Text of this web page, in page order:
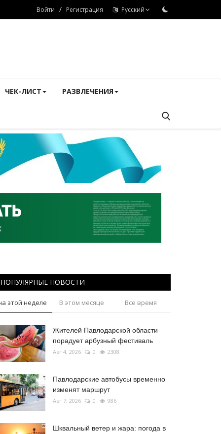
Войти / Регистрация Русский
ЧЕК-ЛИСТ РАЗВЛЕЧЕНИЯ
ПОПУЛЯРНЫЕ НОВОСТИ
этой неделе В этом месяце Все время
Жителей Павлодарской области
порадует арбузный фестиваль
Авг 4, 2026 0 2308
Павлодарские автобусы временно
изменят маршрут
Авг 7, 2026 0 986
Шквальный ветер и жара: погода в